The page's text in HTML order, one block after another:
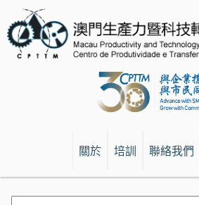
關於 培訓 聯絡我們